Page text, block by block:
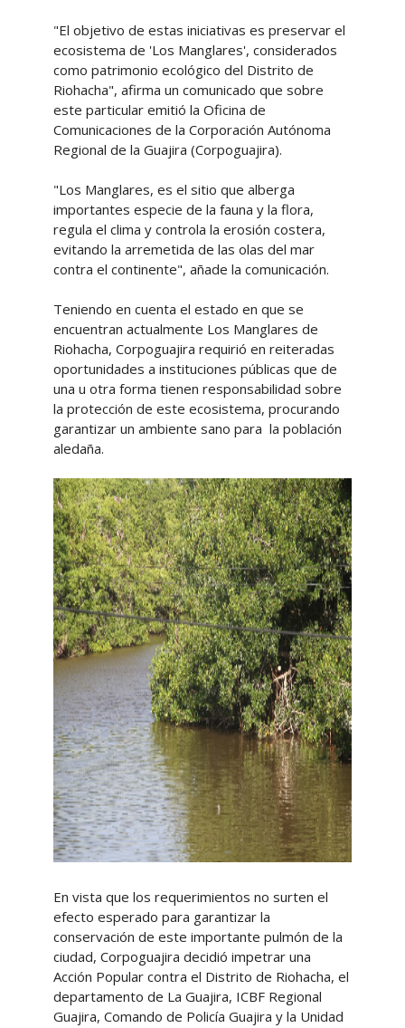
"El objetivo de estas iniciativas es preservar el
ecosistema de 'Los Manglares', considerados
como patrimonio ecológico del Distrito de
Riohacha", afirma un comunicado que sobre
este particular emitió la Oficina de
Comunicaciones de la Corporación Autónoma
Regional de la Guajira (Corpoguajira).
"Los Manglares, es el sitio que alberga
importantes especie de la fauna y la flora,
regula el clima y controla la erosión costera,
evitando la arremetida de las olas del mar
contra el continente", añade la comunicación.
Teniendo en cuenta el estado en que se
encuentran actualmente Los Manglares de
Riohacha, Corpoguajira requirió en reiteradas
oportunidades a instituciones públicas que de
una u otra forma tienen responsabilidad sobre
la protección de este ecosistema, procurando
garantizar un ambiente sano para la población
aledaña.
En vista que los requerimientos no surten el
efecto esperado para garantizar la
conservación de este importante pulmón de la
ciudad, Corpoguajira decidió impetrar una
Acción Popular contra el Distrito de Riohacha, el
departamento de La Guajira, ICBF Regional
Guajira, Comando de Policía Guajira y la Unidad